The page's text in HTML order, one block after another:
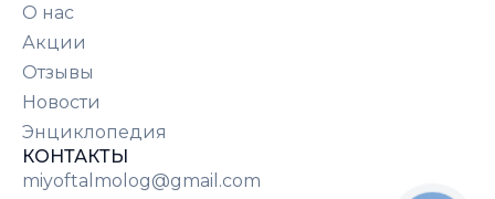
О нас
Акции
Отзывы
Новости
Энциклопедия
КОНТАКТЫ
miyoftalmolog@gmail.com